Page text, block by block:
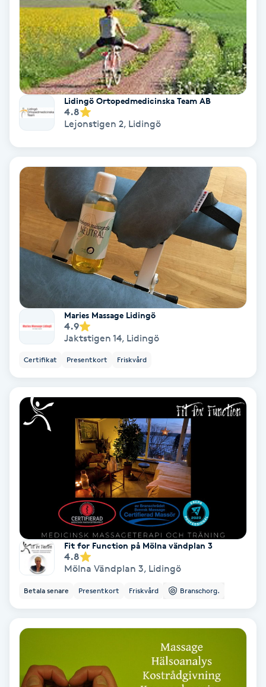
Osteopati
Paraffinbehandling
Pedikyr
Pensionärklippning
Permanent hårborttagning
Permanent ögonbrynsmakeup
Personal shopper
Personlig tränare
Picolaser
Piercing
Pigmentfläckar
PRP (Platelet Rich Plasma)
PRX-T33
Lidingö Ortopedmedicinska Team AB
4.8
Lejonstigen 2, Lidingö
Maries Massage Lidingö
4.9
Jaktstigen 14, Lidingö
Certifikat Presentkort Friskvård
Fit for Function på Mölna vändplan 3
4.8
Mölna Vändplan 3, Lidingö
Betala senare Presentkort Friskvård Branschorg.